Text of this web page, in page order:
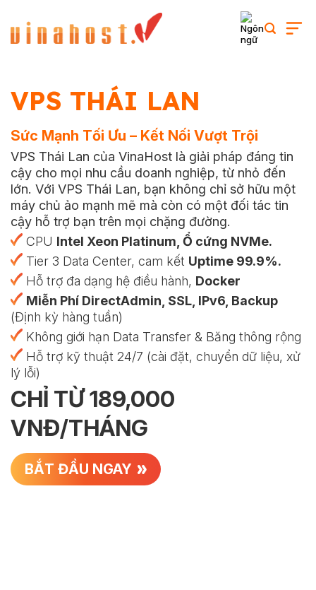
content
VPS THÁI LAN
Sức Mạnh Tối Ưu – Kết Nối Vượt Trội
VPS Thái Lan của VinaHost là giải pháp đáng tin
cậy cho mọi nhu cầu doanh nghiệp, từ nhỏ đến
lớn. Với VPS Thái Lan, bạn không chỉ sở hữu một
máy chủ ảo mạnh mẽ mà còn có một đối tác tin
cậy hỗ trợ bạn trên mọi chặng đường.
CPU Intel Xeon Platinum, Ổ cứng NVMe.
Tier 3 Data Center, cam kết Uptime 99.9%.
Hỗ trợ đa dạng hệ điều hành, Docker
Miễn Phí DirectAdmin, SSL, IPv6, Backup
(Định kỳ hàng tuần)
Không giới hạn Data Transfer & Băng thông rộng
Hỗ trợ kỹ thuật 24/7 (cài đặt, chuyển dữ liệu, xử
lý lỗi)
CHỈ TỪ 189,000
VNĐ/THÁNG
BẮT ĐẦU NGAY